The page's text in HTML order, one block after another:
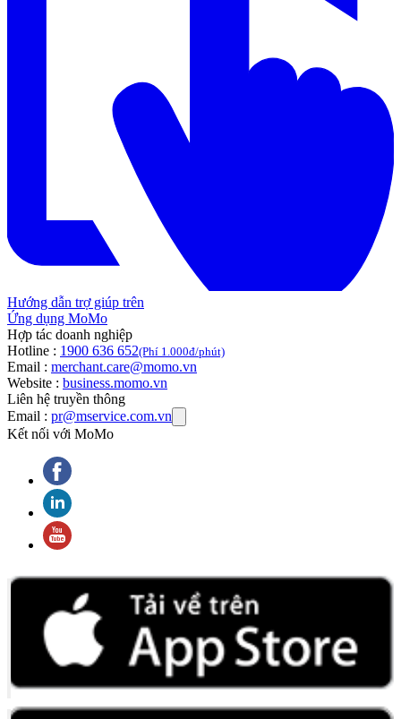
Hướng dẫn trợ giúp trên
Ứng dụng MoMo
Hợp tác doanh nghiệp
Hotline : 1900 636 652(Phí 1.000đ/phút)
Email : merchant.care@momo.vn
Website : business.momo.vn
Liên hệ truyền thông
Email : pr@mservice.com.vn
Kết nối với MoMo